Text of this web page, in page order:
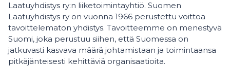
Laatuyhdistys ry:n liiketoimintayhtiö. Suomen
Laatuyhdistys ry on vuonna 1966 perustettu voittoa
tavoittelematon yhdistys. Tavoitteemme on menestyvä
Suomi, joka perustuu siihen, että Suomessa on
jatkuvasti kasvava määrä johtamistaan ja toimintaansa
pitkäjänteisesti kehittäviä organisaatioita.